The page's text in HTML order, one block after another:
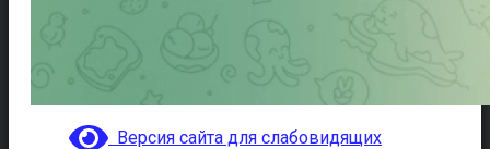
Версия сайта для слабовидящих